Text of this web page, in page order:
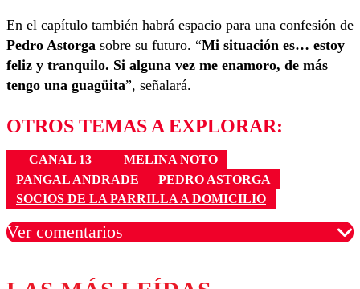
En el capítulo también habrá espacio para una confesión de
Pedro Astorga sobre su futuro. “Mi situación es… estoy
feliz y tranquilo. Si alguna vez me enamoro, de más
tengo una guagüita”, señalará.
OTROS TEMAS A EXPLORAR:
CANAL 13
MELINA NOTO
PANGAL ANDRADE
PEDRO ASTORGA
SOCIOS DE LA PARRILLA A DOMICILIO
Ver comentarios
Los comentarios son moderados para garantizar un